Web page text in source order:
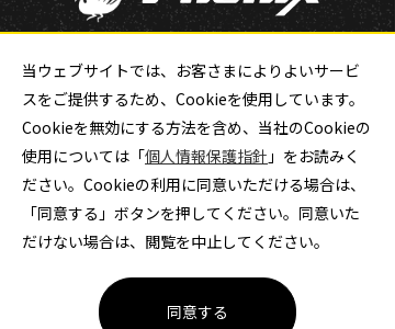
チケット
公式ソーシャルメディア
当ウェブサイトでは、お客さまによりよいサービ
スをご提供するため、Cookieを使用しています。
Cookieを無効にする方法を含め、当社のCookieの
使用については「個人情報保護指針 」をお読みく
ださい。Cookieの利用に同意いただける場合は、
「同意する」ボタンを押してください。同意いた
だけない場合は、閲覧を中止してください。
同意する